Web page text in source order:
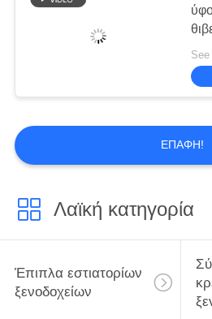
VR
ΣΧΕΤΙΚΆ
ΕΜΆΣ
ΕΡΓΟΣΤΑΣΊΟΥ
το
ΕΠΑΦΉ!
Λαϊκή κατηγορία
Έπιπλα εστιατορίων
ξενοδοχείων